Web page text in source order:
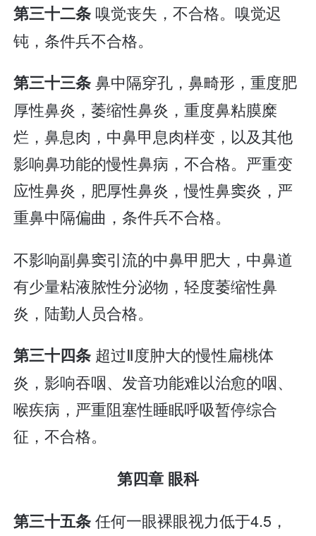
第三十二条 嗅觉丧失，不合格。嗅觉迟
钝，条件兵不合格。
第三十三条鼻中隔穿孔，鼻畸形，重度肥
厚性鼻炎，萎缩性鼻炎，重度鼻粘膜糜
烂，鼻息肉，中鼻甲息肉样变，以及其他
影响鼻功能的慢性鼻病，不合格。严重变
应性鼻炎，肥厚性鼻炎，慢性鼻窦炎，严
重鼻中隔偏曲，条件兵不合格。
不影响副鼻窦引流的中鼻甲肥大，中鼻道
有少量粘液脓性分泌物，轻度萎缩性鼻
炎，陆勤人员合格。
第三十四条 超过Ⅱ度肿大的慢性扁桃体
炎，影响吞咽、发音功能难以治愈的咽、
喉疾病，严重阻塞性睡眠呼吸暂停综合
征，不合格。
第四章 眼科
第三十五条任何一眼裸眼视力低于4.5，